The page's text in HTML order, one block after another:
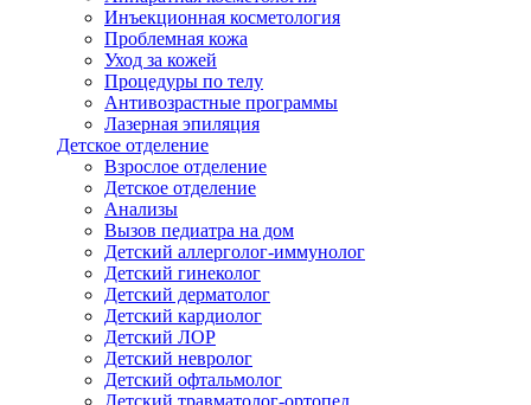
Инъекционная косметология
Проблемная кожа
Уход за кожей
Процедуры по телу
Антивозрастные программы
Лазерная эпиляция
Детское отделение
Взрослое отделение
Детское отделение
Анализы
Вызов педиатра на дом
Детский аллерголог-иммунолог
Детский гинеколог
Детский дерматолог
Детский кардиолог
Детский ЛОР
Детский невролог
Детский офтальмолог